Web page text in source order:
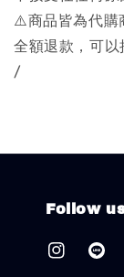
⚠️商品皆為代購
全額退款，可以
/
Follow